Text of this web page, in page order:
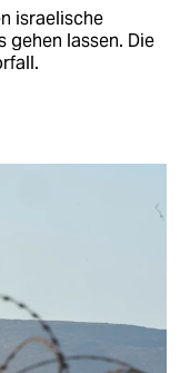
israelische
gehen lassen. Die